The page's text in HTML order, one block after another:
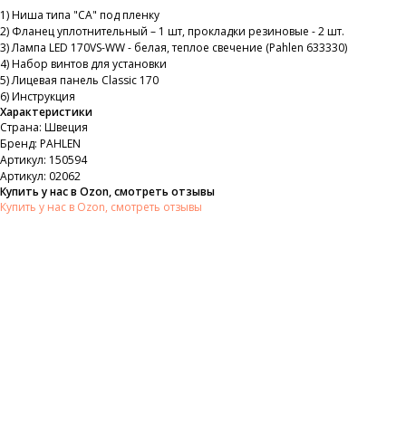
1) Ниша типа "СА" под пленку
2) Фланец уплотнительный – 1 шт, прокладки резиновые - 2 шт.
3) Лампа LED 170VS-WW - белая, теплое свечение (Pahlen 633330)
4) Набор винтов для установки
5) Лицевая панель Classic 170
6) Инструкция
Характеристики
Страна: Швеция
Бренд: PAHLEN
Артикул: 150594
Артикул: 02062
Купить у нас в Ozon, смотреть отзывы
Купить у нас в Ozon, смотреть отзывы